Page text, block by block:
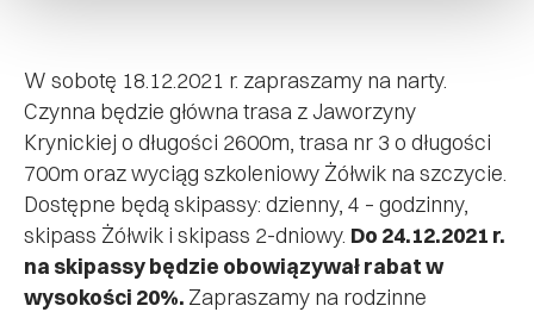
W sobotę 18.12.2021 r. zapraszamy na narty.
Czynna będzie główna trasa z Jaworzyny
Krynickiej o długości 2600m, trasa nr 3 o długości
700m oraz wyciąg szkoleniowy Żółwik na szczycie.
Dostępne będą skipassy: dzienny, 4 – godzinny,
skipass Żółwik i skipass 2-dniowy. Do 24.12.2021 r.
na skipassy będzie obowiązywał rabat w
wysokości 20%. Zapraszamy na rodzinne